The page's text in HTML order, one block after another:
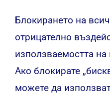
Блокирането на
отрицателно
използваемостта
Ако блокирате
можете да